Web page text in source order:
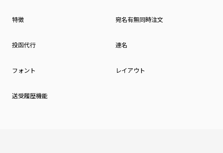
特徴 宛名有無同時注文
投函代行 連名
フォント レイアウト
送受履歴機能